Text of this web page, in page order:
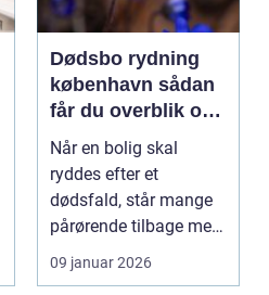
Dødsbo rydning
københavn sådan
får du overblik og
professionel hjælp
Når en bolig skal
ryddes efter et
dødsfald, står mange
pårørende tilbage med
en stor praktisk
opgave...
09 januar 2026